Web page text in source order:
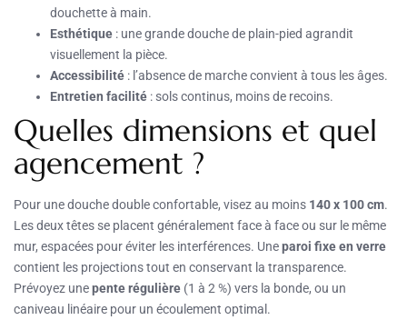
douchette à main.
Esthétique : une grande douche de plain-pied agrandit
visuellement la pièce.
Accessibilité : l’absence de marche convient à tous les âges.
Entretien facilité : sols continus, moins de recoins.
Quelles dimensions et quel
agencement ?
Pour une douche double confortable, visez au moins 140 x 100 cm.
Les deux têtes se placent généralement face à face ou sur le même
mur, espacées pour éviter les interférences. Uneparoi fixe en verre
contient les projections tout en conservant la transparence.
Prévoyez unepente régulière (1 à 2 %) vers la bonde, ou un
caniveau linéaire pour un écoulement optimal.